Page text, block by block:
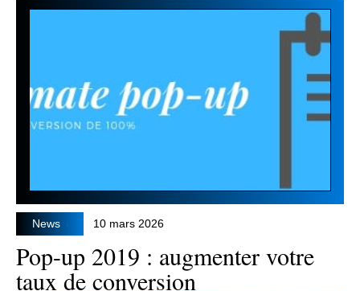
News 10 mars 2026
Pop-up 2019 : augmenter votre
taux de conversion